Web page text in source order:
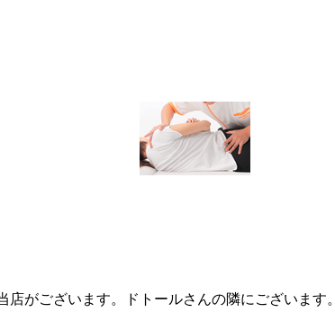
がございます。ドトールさんの隣にございます。